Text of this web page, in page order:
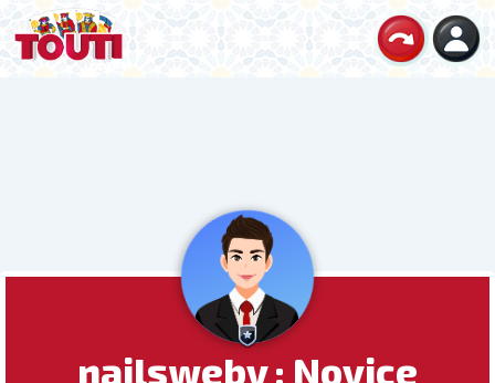
nailsweby : Novice